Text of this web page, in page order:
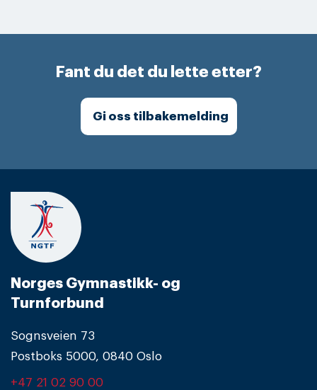
Fant du det du lette etter?
Gi oss tilbakemelding
Norges Gymnastikk- og
Turnforbund
Sognsveien 73
Postboks 5000, 0840 Oslo
+47 21 02 90 00